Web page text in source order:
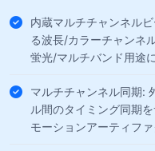
内蔵マルチチャンネル
る波長/カラーチャンネ
蛍光/マルチバンド用途
マルチチャンネル同期:
ル間のタイミング同期
モーションアーティファ